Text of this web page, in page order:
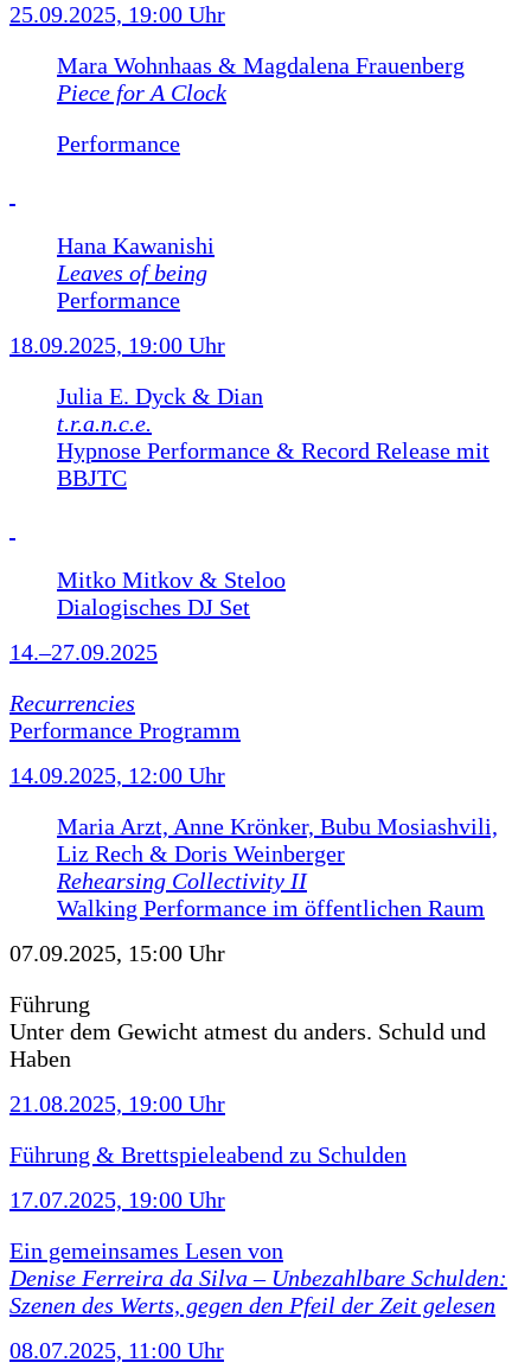
25.09.2025, 19:00 Uhr
Mara Wohnhaas & Magdalena Frauenberg
Piece for A Clock
Performance
Hana Kawanishi
Leaves of being
Performance
18.09.2025, 19:00 Uhr
Julia E. Dyck & Dian
t.r.a.n.c.e.
Hypnose Performance & Record Release mit
BBJTC
Mitko Mitkov & Steloo
Dialogisches DJ Set
14.–27.09.2025
Recurrencies
Performance Programm
14.09.2025, 12:00 Uhr
Maria Arzt, Anne Krönker, Bubu Mosiashvili,
Liz Rech & Doris Weinberger
Rehearsing Collectivity II
Walking Performance im öffentlichen Raum
07.09.2025, 15:00 Uhr
Führung
Unter dem Gewicht atmest du anders. Schuld und
Haben
21.08.2025, 19:00 Uhr
Führung & Brettspieleabend zu Schulden
17.07.2025, 19:00 Uhr
Ein gemeinsames Lesen von
Denise Ferreira da Silva – Unbezahlbare Schulden:
Szenen des Werts, gegen den Pfeil der Zeit gelesen
08.07.2025, 11:00 Uhr